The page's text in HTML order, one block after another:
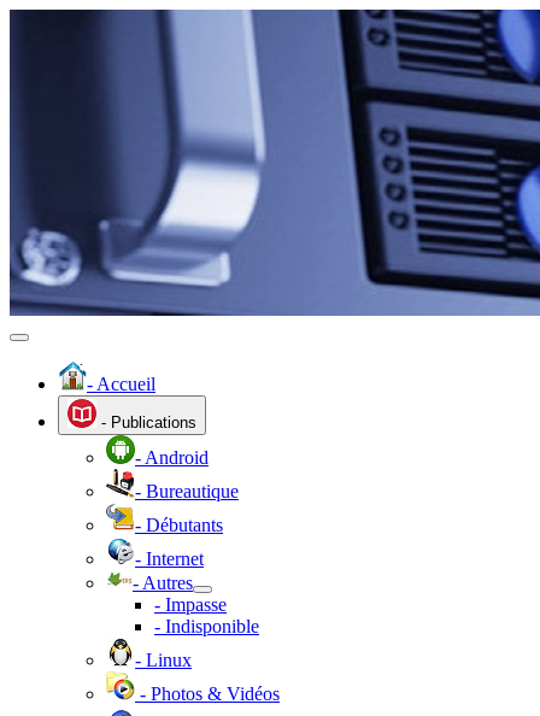
- Accueil
- Publications
- Android
- Bureautique
- Débutants
- Internet
- Autres
- Impasse
- Indisponible
- Linux
- Photos & Vidéos